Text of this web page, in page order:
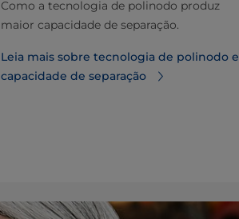
Como a tecnologia de polinodo produz
maior capacidade de separação.
Leia mais sobre tecnologia de polinodo e
capacidade de separação